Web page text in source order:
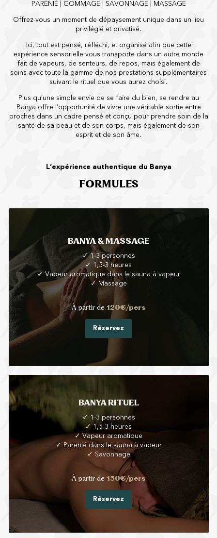
PARÉNIÉ | GOMMAGE | SAVONNAGE | MASSAGE
Offrez-vous un moment de dépaysement unique dans un lieu
privilégié et privatisé.
Ici, tout est pensé, réfléchi, et organisé afin que cette
expérience sensorielle vous transporte dans un autre monde
fait de vapeurs, de senteurs, de repos, mais également de
soins avec toute la gamme de nos prestations supplémentaires
suivant le rituel que vous aurez choisi.
Plus qu’une simple envie de se faire du bien, se rendre au
Banya offre l’opportunité de vivre une véritable sortie entre
proches dans un cadre pensé et conçu pour prendre soin de la
santé de sa peau et de son corps, mais également de son
esprit et de son âme.
L’expérience authentique du Banya
FORMULES
BANYA & MASSAGE
✓ 1-3 personnes
✓ 1,5-3 heures
✓ Vapeur aromatique dans le sauna à vapeur
✓ Massage
À partir de 120€/pers
Réservez
BANYA RITUEL
✓ 1-3 personnes
✓ 1,5-3 heures
✓ Vapeur aromatique
✓ Parenié dans le sauna à vapeur
✓ Savonnage
À partir de 150€/pers
Réservez